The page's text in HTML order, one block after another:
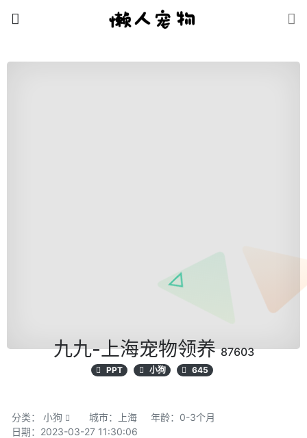
九九-上海宠物领养87603
PPT 小狗 645
分类： 小狗 城市：上海
年龄：0-3个月
日期：2023-03-27 11:30:06